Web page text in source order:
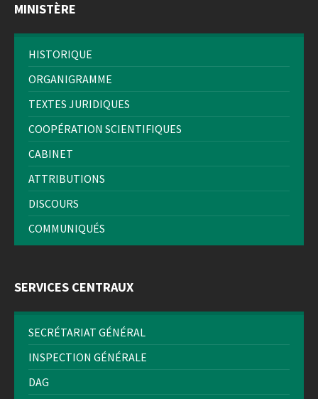
MINISTÈRE
HISTORIQUE
ORGANIGRAMME
TEXTES JURIDIQUES
COOPÉRATION SCIENTIFIQUES
CABINET
ATTRIBUTIONS
DISCOURS
COMMUNIQUÉS
SERVICES CENTRAUX
SECRÉTARIAT GÉNÉRAL
INSPECTION GÉNÉRALE
DAG